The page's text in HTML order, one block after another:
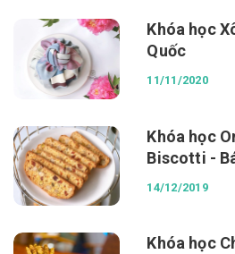
Khóa học
Quốc
11/11/2020
Khóa học
Biscotti -
14/12/2019
Khóa học